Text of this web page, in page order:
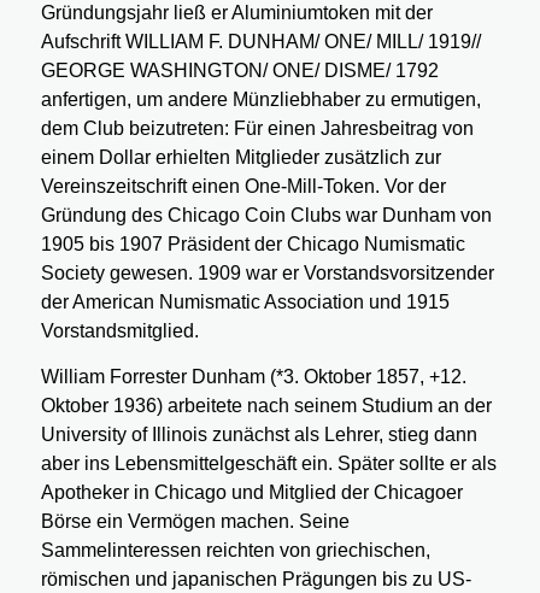
Gründungsjahr ließ er Aluminiumtoken mit der
Aufschrift WILLIAM F. DUNHAM/ ONE/ MILL/ 1919//
GEORGE WASHINGTON/ ONE/ DISME/ 1792
anfertigen, um andere Münzliebhaber zu ermutigen,
dem Club beizutreten: Für einen Jahresbeitrag von
einem Dollar erhielten Mitglieder zusätzlich zur
Vereinszeitschrift einen One-Mill-Token. Vor der
Gründung des Chicago Coin Clubs war Dunham von
1905 bis 1907 Präsident der Chicago Numismatic
Society gewesen. 1909 war er Vorstandsvorsitzender
der American Numismatic Association und 1915
Vorstandsmitglied.
William Forrester Dunham (*3. Oktober 1857, +12.
Oktober 1936) arbeitete nach seinem Studium an der
University of Illinois zunächst als Lehrer, stieg dann
aber ins Lebensmittelgeschäft ein. Später sollte er als
Apotheker in Chicago und Mitglied der Chicagoer
Börse ein Vermögen machen. Seine
Sammelinteressen reichten von griechischen,
römischen und japanischen Prägungen bis zu US-